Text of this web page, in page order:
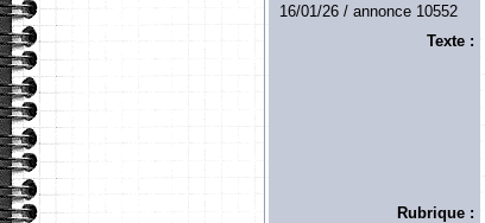
16/01/26 / annonce 10552
Texte :
Rubrique :